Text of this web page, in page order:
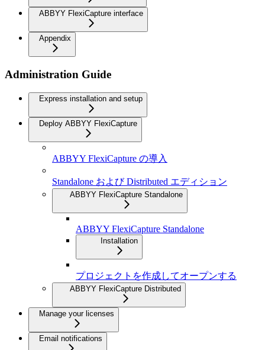
ABBYY FlexiCapture interface
Appendix
Administration Guide
Express installation and setup
Deploy ABBYY FlexiCapture
ABBYY FlexiCapture の導入
Standalone および Distributed エディション
ABBYY FlexiCapture Standalone
ABBYY FlexiCapture Standalone
Installation
プロジェクトを作成してオープンする
ABBYY FlexiCapture Distributed
Manage your licenses
Email notifications